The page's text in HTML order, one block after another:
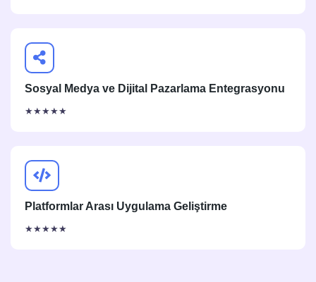
Sosyal Medya ve Dijital Pazarlama Entegrasyonu
★★★★★
Platformlar Arası Uygulama Geliştirme
★★★★★